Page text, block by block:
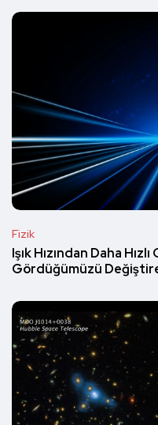
Fizik
Işık Hızından Daha
Gördüğümüzü